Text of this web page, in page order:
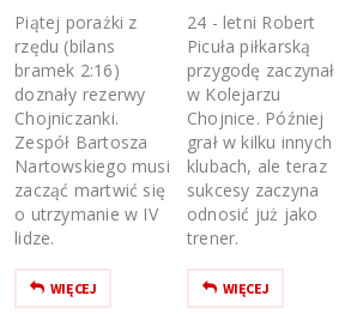
Piątej porażki z
rzędu (bilans
bramek 2:16)
doznały rezerwy
Chojniczanki.
Zespół Bartosza
Nartowskiego musi
zacząć martwić się
o utrzymanie w IV
lidze.
WIĘCEJ
24 - letni Robert
Picuła piłkarską
przygodę zaczynał
w Kolejarzu
Chojnice. Później
grał w kilku innych
klubach, ale teraz
sukcesy zaczyna
odnosić już jako
trener.
WIĘCEJ